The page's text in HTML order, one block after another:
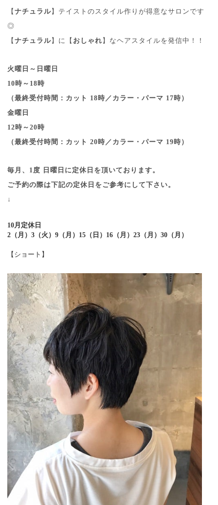
【 ナチュラル】テイストのスタイル作りが得意なサロンです
◎
【 ナチュラル】に【 おしゃれ 】なヘアスタイルを発信中！！
火曜日～日曜日
10時～18時
（最終受付時間：カット 18時／カラー・パーマ 17時）
金曜日
12時～20時
（最終受付時間：カット 20時／カラー・パーマ 19時）
毎月、1度 日曜日に定休日を頂いております。
ご予約の際は下記の定休日をご参考にして下さい。
↓
10月定休日
2（月）3（火）9（月）15（日）16（月）23（月）30（月）
【ショート】